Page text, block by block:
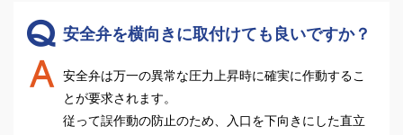
安全弁を横向きに取付けても良いですか？
安全弁は万一の異常な圧力上昇時に確実に作動するこ
とが要求されます。
従って誤作動の防止のため、入口を下向きにした直立